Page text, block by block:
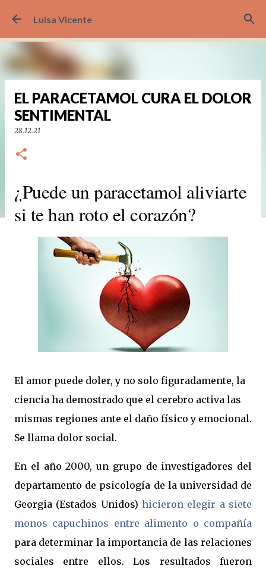
Luisa Vicente
EL PARACETAMOL CURA EL DOLOR
SENTIMENTAL
28.12.21
¿Puede un paracetamol aliviarte
si te han roto el corazón?
El amor puede doler, y no solo figuradamente, la
ciencia ha demostrado que el cerebro activa las
mismas regiones ante el daño físico y emocional.
Se llama dolor social.
En el año 2000, un grupo de investigadores del
departamento de psicología de la universidad de
Georgia (Estados Unidos) hicieron elegir a siete
monos capuchinos entre alimento o compañía
para determinar la importancia de las relaciones
sociales entre ellos. Los resultados fueron